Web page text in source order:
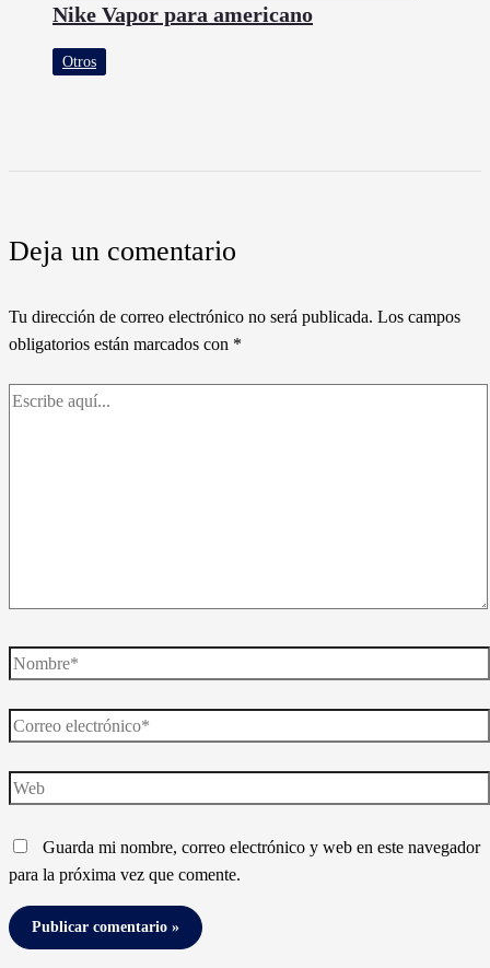
Nike Vapor para americano
Otros
Deja un comentario
Tu dirección de correo electrónico no será publicada. Los campos
obligatorios están marcados con *
Escribe
Nombre*
Correo
electrónico*
Web
Guarda mi nombre, correo electrónico y web en este navegador
para la próxima vez que comente.